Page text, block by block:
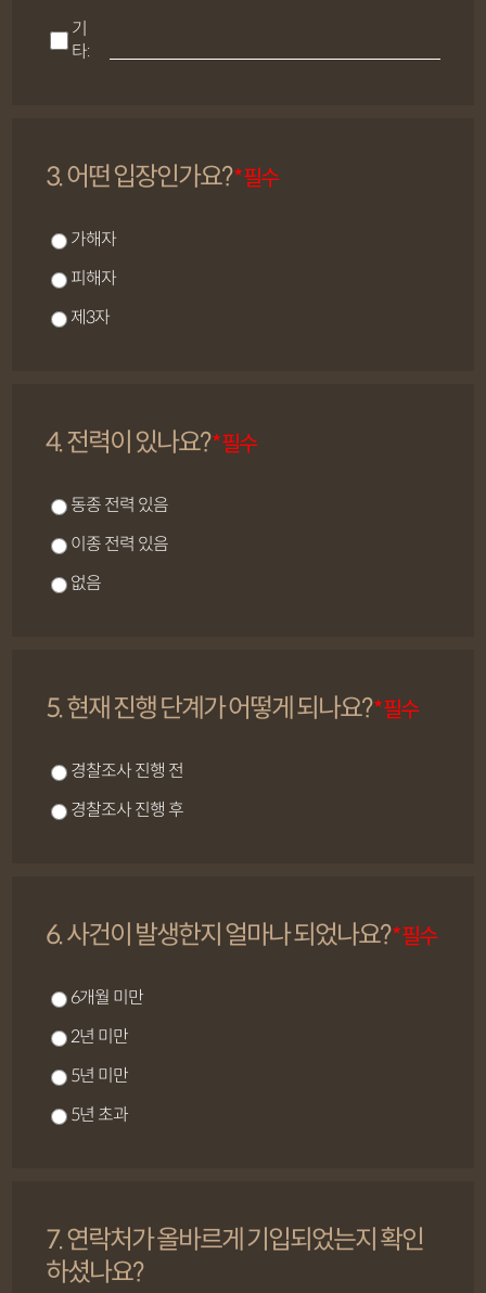
기
타:
3. 어떤 입장인가요?* 필수
가해자
피해자
제3자
4. 전력이 있나요?* 필수
동종 전력 있음
이종 전력 있음
없음
5. 현재 진행 단계가 어떻게 되나요?* 필수
경찰조사 진행 전
경찰조사 진행 후
6. 사건이 발생한지 얼마나 되었나요?* 필수
6개월 미만
2년 미만
5년 미만
5년 초과
7. 연락처가 올바르게 기입되었는지 확인
하셨나요?